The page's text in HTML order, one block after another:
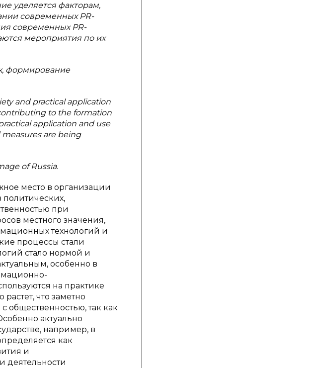
уделяется факторам,
современных PR-
современных PR-
мероприятия по их
формирование
and practical application
to the formation
application and use
are being
of Russia.
место в организации
при
местного значения,
технологий и
процессы стали
стало нормой и
особенно в
на практике
что заметно
общественностью, так как
актуально
например, в
как
и
деятельности